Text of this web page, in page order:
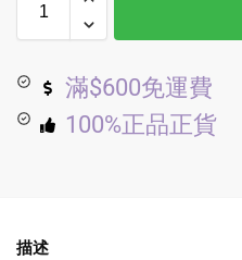
滿$600免運費
100%正品正貨
描述